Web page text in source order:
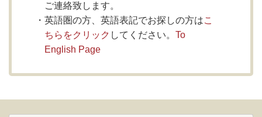
ご連絡致します。
英語圏の方、英語表記でお探しの方はこ
ちらをクリック してください。 To
English Page